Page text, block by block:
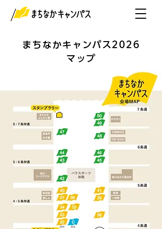
まちなかキャンパス2026
マップ